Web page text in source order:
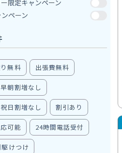
限定キャンペーン
ペーン
無料 出張費無料
朝割増なし
日割増なし 割引あり
可能 24時間電話受付
けつけ